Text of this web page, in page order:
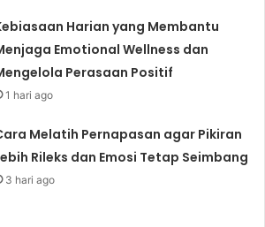
Harian yang Membantu
Emotional Wellness dan
Perasaan Positif
1 hari ago
Melatih Pernapasan agar Pikiran
Rileks dan Emosi Tetap Seimbang
3 hari ago